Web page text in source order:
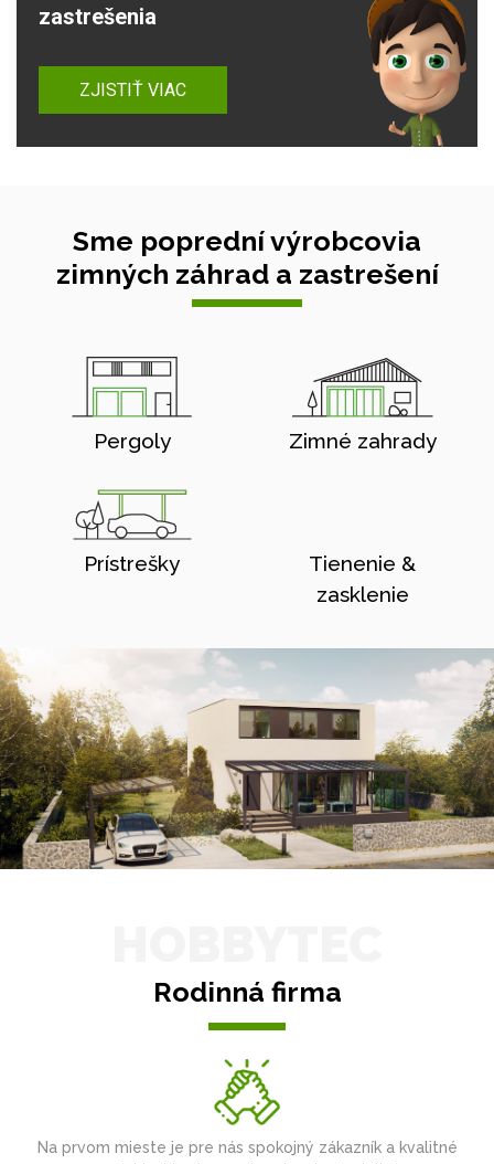
zastrešenia
ZJISTIŤ VIAC
Sme poprední výrobcovia
zimných záhrad a zastrešení
Pergoly Zimné zahrady
Prístrešky
Tienenie &
zasklenie
Rodinná firma
Na prvom mieste je pre nás spokojný zákazník a kvalitné